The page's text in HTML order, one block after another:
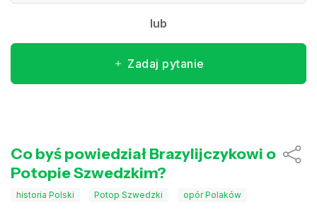
lub
Zadaj pytanie
Co byś powiedział Brazylijczykowi o
Potopie Szwedzkim?
historia Polski Potop Szwedzki opór Polaków